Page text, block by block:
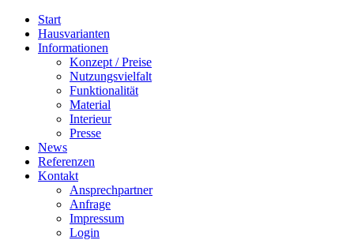
Start
Hausvarianten
Informationen
Konzept / Preise
Nutzungsvielfalt
Funktionalität
Material
Interieur
Presse
News
Referenzen
Kontakt
Ansprechpartner
Anfrage
Impressum
Login